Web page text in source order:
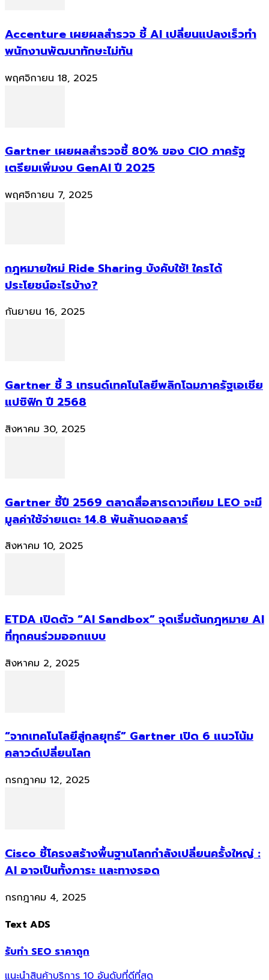
Accenture เผยผลสำรวจ ชี้ AI เปลี่ยนแปลงเร็วทำ
พนักงานพัฒนาทักษะไม่ทัน
พฤศจิกายน 18, 2025
Gartner เผยผลสำรวจชี้ 80% ของ CIO ภาครัฐ
เตรียมเพิ่มงบ GenAI ปี 2025
พฤศจิกายน 7, 2025
กฎหมายใหม่ Ride Sharing บังคับใช้! ใครได้
ประโยชน์อะไรบ้าง?
กันยายน 16, 2025
Gartner ชี้ 3 เทรนด์เทคโนโลยีพลิกโฉมภาครัฐเอเชีย
แปซิฟิก ปี 2568
สิงหาคม 30, 2025
Gartner ชี้ปี 2569 ตลาดสื่อสารดาวเทียม LEO จะมี
มูลค่าใช้จ่ายแตะ 14.8 พันล้านดอลลาร์
สิงหาคม 10, 2025
ETDA เปิดตัว “AI Sandbox” จุดเริ่มต้นกฎหมาย AI
ที่ทุกคนร่วมออกแบบ
สิงหาคม 2, 2025
“จากเทคโนโลยีสู่กลยุทธ์” Gartner เปิด 6 แนวโน้ม
คลาวด์เปลี่ยนโลก
กรกฎาคม 12, 2025
Cisco ชี้โครงสร้างพื้นฐานโลกกำลังเปลี่ยนครั้งใหญ่ :
AI อาจเป็นทั้งภาระ และทางรอด
กรกฎาคม 4, 2025
Text ADS
รับทำ SEO ราคาถูก
แนะนำสินค้าบริการ 10 อันดับที่ดีที่สุด